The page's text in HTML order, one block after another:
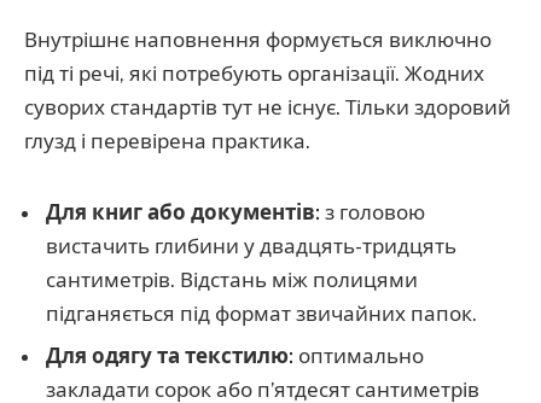
Внутрішнє наповнення формується виключно
під ті речі, які потребують організації. Жодних
суворих стандартів тут не існує. Тільки здоровий
глузд і перевірена практика.
Для книг або документів: з головою
вистачить глибини у двадцять-тридцять
сантиметрів. Відстань між полицями
підганяється під формат звичайних папок.
Для одягу та текстилю: оптимально
закладати сорок або п’ятдесят сантиметрів